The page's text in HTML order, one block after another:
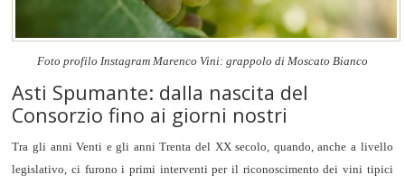
Foto profilo Instagram Marenco Vini: grappolo di Moscato Bianco
Asti Spumante: dalla nascita del
Consorzio fino ai giorni nostri
Tra gli anni Venti e gli anni Trenta del XX secolo, quando, anche a livello
legislativo, ci furono i primi interventi per il riconoscimento dei vini tipici